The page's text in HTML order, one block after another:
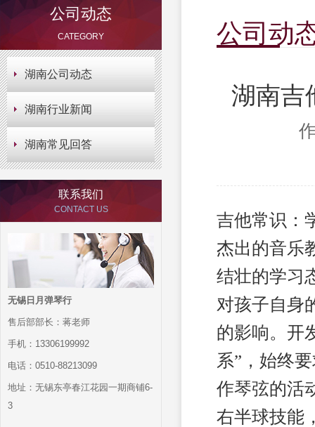
公司动态
CATEGORY
湖南公司动态
湖南行业新闻
湖南常见回答
联系我们
CONTACT US
无锡日月弹琴行
售后部部长：蒋老师
手机：13306199992
电话：0510-88213099
地址：无锡东亭春江花园一期商铺6-
3
公司动
湖南吉
吉他常识：
杰出的音乐
结壮的学习
对孩子自身
的影响。开
系”，始终
作琴弦的活
右半球技能